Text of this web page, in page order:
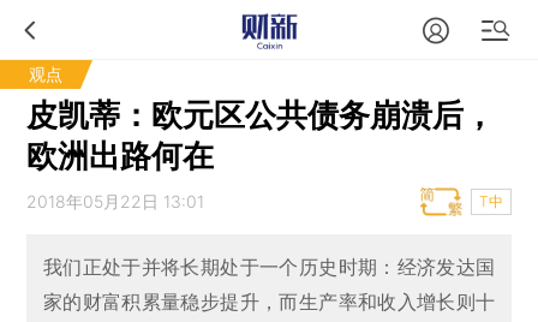
观点
皮凯蒂：欧元区公共债务崩溃后，
欧洲出路何在
2018年05月22日 13:01 T中
我们正处于并将长期处于一个历史时期：经济发达国
家的财富积累量稳步提升，而生产率和收入增长则十